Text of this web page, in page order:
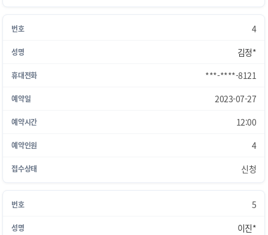
4
김정*
***-****-8121
2023-07-27
12:00
4
신청
5
이진*